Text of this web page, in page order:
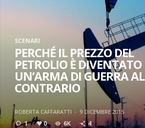
SCENARI
PERCHÉ IL PREZZO DEL
PETROLIO È DIVENTATO
UN’ARMA DI GUERRA AL
CONTRARIO
ROBERTA CAFFARATTI · 9 DICEMBRE 2015
1 0 6K 4